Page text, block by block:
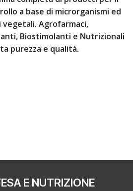
a base di microrganismi ed
Agrofarmaci,
Biostimolanti e Nutrizionali
purezza e qualità.
E NUTRIZIONE